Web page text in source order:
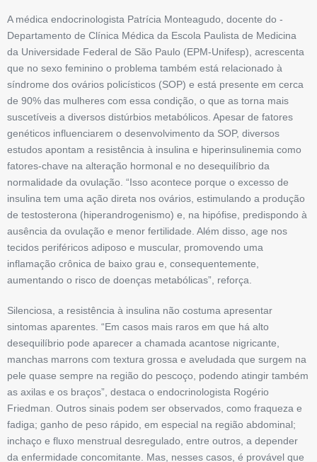
A médica endocrinologista Patrícia Monteagudo, docente do ­
Departamento de Clínica ­Médica da Escola Paulista de Medicina
da ­Universidade ­Federal de São Paulo (EPM-­Unifesp), acrescenta
que no sexo feminino o problema também está relacionado à
síndrome dos ovários policísticos (SOP) e está presente em cerca
de 90% das mulheres com essa condição, o que as torna mais
suscetíveis a diversos distúrbios metabólicos. Apesar de fatores
genéticos influenciarem o desenvolvimento da SOP, diversos
estudos apontam a resistência à insulina e hiperinsulinemia como
fatores-chave na alteração hormonal e no desequilíbrio da
normalidade da ovulação. “Isso acontece porque o excesso de
insulina tem uma ação direta nos ovários, estimulando a produção
de testosterona (hiperandrogenismo) e, na hipófise, predispondo à
ausência da ovulação e menor fertilidade. Além disso, age nos
tecidos periféricos adiposo e muscular, promovendo uma
inflamação crônica de baixo grau e, consequentemente,
aumentando o risco de doenças metabóli­cas”, reforça.
Silenciosa, a resistência à insulina não costuma apresentar
sintomas aparentes. “Em casos mais raros em que há alto
desequilíbrio pode aparecer a chamada acantose nigricante,
manchas marrons com textura grossa e aveludada que surgem na
pele quase sempre na região do pescoço, podendo atingir também
as axilas e os braços”, destaca o endocrinologista Rogério
Friedman. Outros sinais podem ser observados, como fraqueza e
fadiga; ganho de peso rápido, em especial na região abdominal;
inchaço e fluxo menstrual desregulado, entre outros, a depender
da enfermidade concomitante. Mas, nesses casos, é provável que